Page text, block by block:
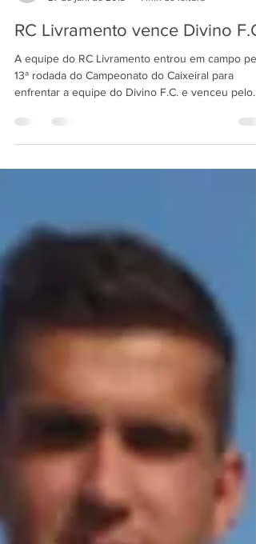
27 de jan. de 2013
1 min de leitura
RC Livramento vence Divino
A equipe do RC Livramento entrou em campo
13ª rodada do Campeonato do Caixeiral para
enfrentar a equipe do Divino F.C. e venceu pelo...